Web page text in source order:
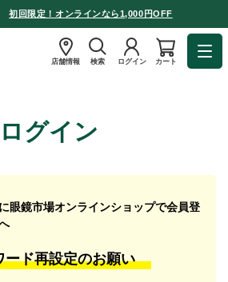
初回限定！オンラインなら1,000円OFF
店舗情報 検索 ログイン カート
ログイン
眼鏡市場オンラインショップで会員登
ード再設定のお願い